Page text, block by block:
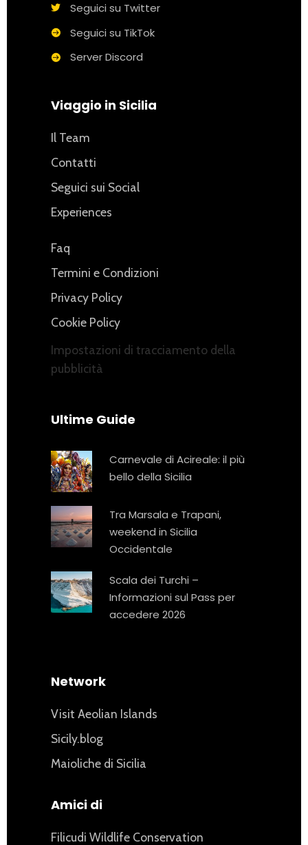
Seguici su Twitter
Seguici su TikTok
Server Discord
Viaggio in Sicilia
Il Team
Contatti
Seguici sui Social
Experiences
Faq
Termini e Condizioni
Privacy Policy
Cookie Policy
Impostazioni di tracciamento della
pubblicità
Ultime Guide
Carnevale di Acireale: il più
bello della Sicilia
Tra Marsala e Trapani,
weekend in Sicilia
Occidentale
Scala dei Turchi –
Informazioni sul Pass per
accedere 2026
Network
Visit Aeolian Islands
Sicily.blog
Maioliche di Sicilia
Amici di
Filicudi Wildlife Conservation